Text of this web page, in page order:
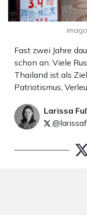
Fast zwei Jahre
schon an. Viele
Thailand ist als
Patriotismus,
Larissa